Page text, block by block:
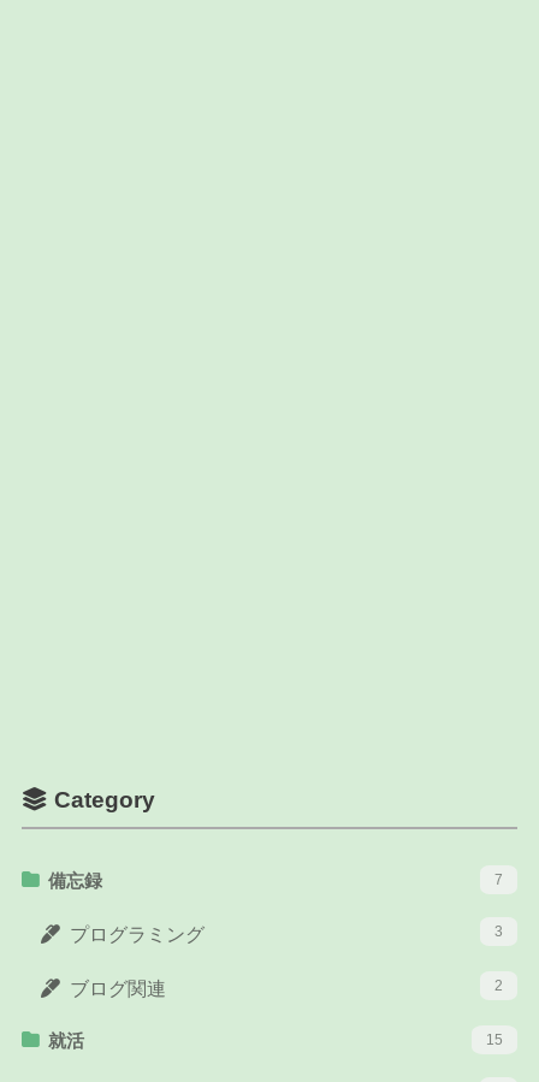
Category
備忘録 7
プログラミング 3
ブログ関連 2
就活 15